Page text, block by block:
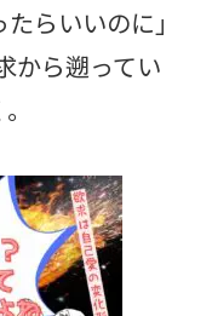
たらいいのに」
から遡ってい